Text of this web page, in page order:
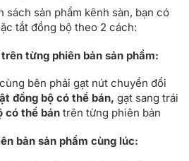
sách sản phẩm kênh sàn, bạn có
tắt đồng bộ theo 2 cách:
từng phiên bản sản phẩm:
bên phải gạt nút chuyển đổi
đồng bộ có thể bán, gạt sang trái
có thể bán trên từng phiên bản
bản sản phẩm cùng lúc: